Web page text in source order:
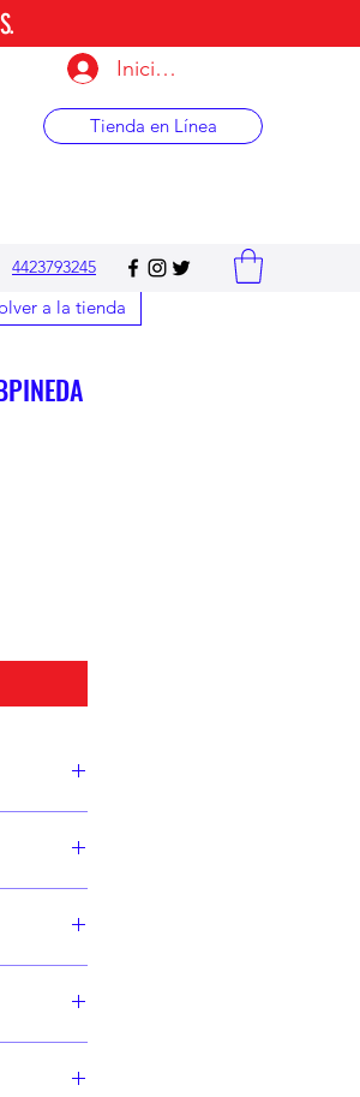
Iniciar sesión
Tienda en Línea
4423793245
a la tienda